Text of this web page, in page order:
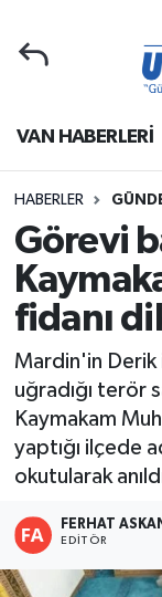
VAN HABERLERİ
HABERLER
Görevi
fidanı
Mardin'in Derik
uğradığı terör
Kaymakam
yaptığı ilçede
okutularak
FERHAT
EDITÖR
Van
Van Hava
Van Namaz
Van Trafik
Süper Lig
Tüm
Son
Haber